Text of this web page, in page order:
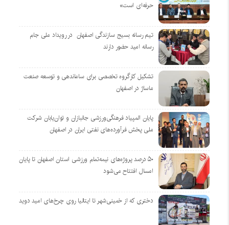
حرفه‌ای است»
تیم رسانه بسیج سازندگی اصفهان در رویداد ملی جام
رسانه امید حضور دارند
تشکیل کارگروه تخصصی برای ساماندهی و توسعه صنعت
ماساژ در اصفهان
پایان المپیاد فرهنگی‌ورزشی جانبازان و توان‌یابان شرکت
ملی پخش فرآورده‌های نفتی ایران در اصفهان
۵۰ درصد پروژه‌های نیمه‌تمام ورزشی استان اصفهان تا پایان
امسال افتتاح می‌شود
دختری که از خمینی‌شهر تا ایتالیا روی چرخ‌های امید دوید